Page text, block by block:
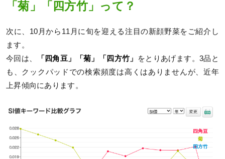
「菊」「四方竹」って？
次に、10月から11月に旬を迎える注目の新顔野菜をご紹介し
ます。
今回は、
「四角豆」「菊」「四方竹」
をとりあげます。3品と
も、クックパッドでの検索頻度は高くはありませんが、近年
上昇傾向にあります。